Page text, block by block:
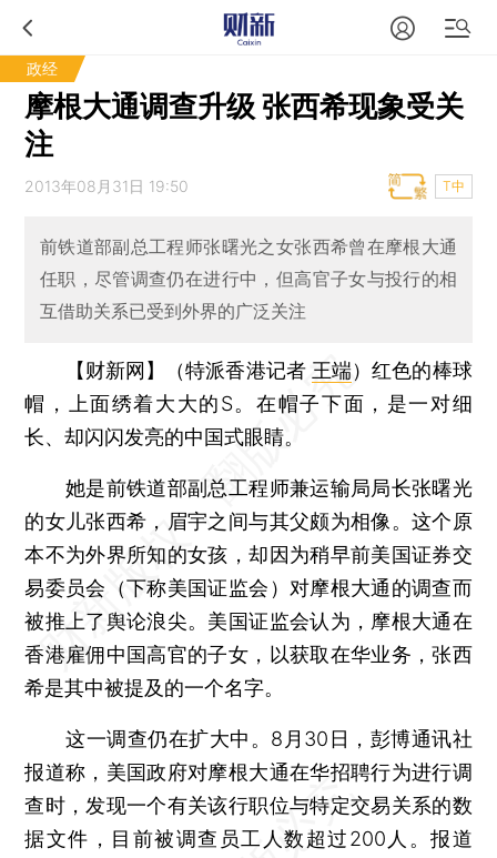
政经
摩根大通调查升级 张西希现象受关
注
2013年08月31日 19:50 T中
前铁道部副总工程师张曙光之女张西希曾在摩根大通
任职，尽管调查仍在进行中，但高官子女与投行的相
互借助关系已受到外界的广泛关注
【财新网】（特派香港记者 王端）红色的棒球
帽，上面绣着大大的S。在帽子下面，是一对细
长、却闪闪发亮的中国式眼睛。
她是前铁道部副总工程师兼运输局局长张曙光
的女儿张西希，眉宇之间与其父颇为相像。这个原
本不为外界所知的女孩，却因为稍早前美国证券交
易委员会（下称美国证监会）对摩根大通的调查而
被推上了舆论浪尖。美国证监会认为，摩根大通在
香港雇佣中国高官的子女，以获取在华业务，张西
希是其中被提及的一个名字。
这一调查仍在扩大中。8月30日，彭博通讯社
报道称，美国政府对摩根大通在华招聘行为进行调
查时，发现一个有关该行职位与特定交易关系的数
据文件，目前被调查员工人数超过200人。报道